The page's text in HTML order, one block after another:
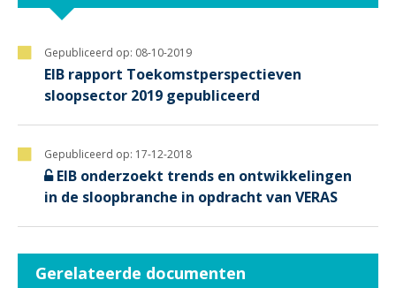
Gepubliceerd op: 08-10-2019
EIB rapport Toekomstperspectieven
sloopsector 2019 gepubliceerd
Gepubliceerd op: 17-12-2018
EIB onderzoekt trends en ontwikkelingen
in de sloopbranche in opdracht van VERAS
Gerelateerde documenten